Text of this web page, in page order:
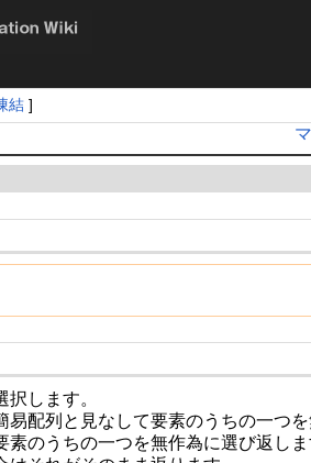
結 ]
します。
配列と見なして要素のうちの一つを
のうちの一つを無作為に選び返しま